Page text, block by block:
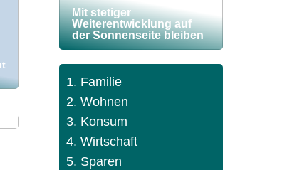
Mit stetiger
Weiterentwicklung auf
der Sonnenseite bleiben
Familie
Wohnen
Konsum
Wirtschaft
Sparen